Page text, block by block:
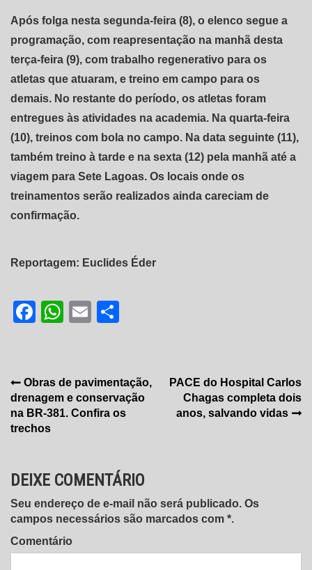
Após folga nesta segunda-feira (8), o elenco segue a
programação, com reapresentação na manhã desta
terça-feira (9), com trabalho regenerativo para os
atletas que atuaram, e treino em campo para os
demais. No restante do período, os atletas foram
entregues às atividades na academia. Na quarta-feira
(10), treinos com bola no campo. Na data seguinte (11),
também treino à tarde e na sexta (12) pela manhã até a
viagem para Sete Lagoas. Os locais onde os
treinamentos serão realizados ainda careciam de
confirmação.
Reportagem: Euclides Éder
Facebook
WhatsApp
Email
Navegação
de
Post
Obras de pavimentação,
drenagem e conservação
na BR-381. Confira os
trechos
PACE do Hospital Carlos
Chagas completa dois
anos, salvando vidas
DEIXE COMENTÁRIO
Seu endereço de e-mail não será publicado. Os
campos necessários são marcados com *.
Comentário